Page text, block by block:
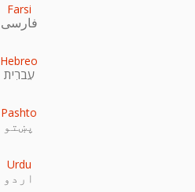
Farsi
فارسی
Hebreo
עִברִית
Pashto
پښتو
Urdu
اردو